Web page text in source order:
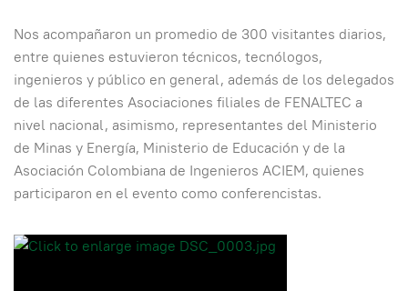
Nos acompañaron un promedio de 300 visitantes diarios,
entre quienes estuvieron técnicos, tecnólogos,
ingenieros y público en general, además de los delegados
de las diferentes Asociaciones filiales de FENALTEC a
nivel nacional, asimismo, representantes del Ministerio
de Minas y Energía, Ministerio de Educación y de la
Asociación Colombiana de Ingenieros ACIEM, quienes
participaron en el evento como conferencistas.